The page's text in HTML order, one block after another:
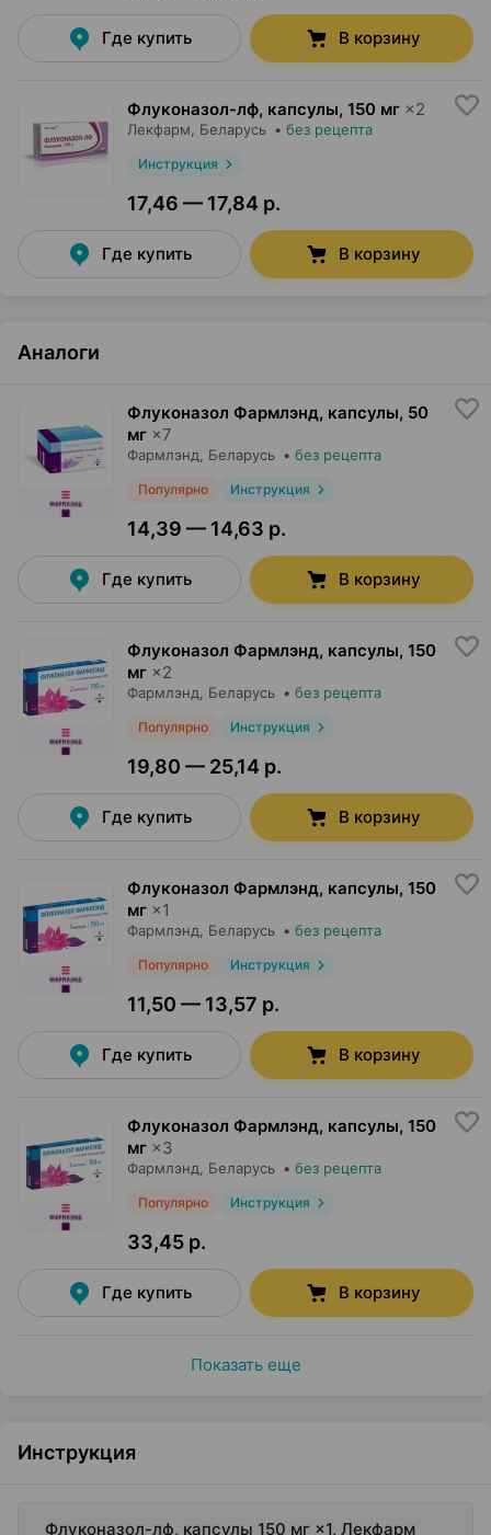
Где купить В корзину
Флуконазол-лф, капсулы, 150 мг ×2
Лекфарм , Беларусь • без рецепта
Инструкция
17,46 — 17,84 р.
Где купить В корзину
Аналоги
Флуконазол Фармлэнд, капсулы, 50
мг ×7
Фармлэнд , Беларусь • без рецепта
Популярно Инструкция
14,39 — 14,63 р.
Где купить В корзину
Флуконазол Фармлэнд, капсулы, 150
мг ×2
Фармлэнд , Беларусь • без рецепта
Популярно Инструкция
19,80 — 25,14 р.
Где купить В корзину
Флуконазол Фармлэнд, капсулы, 150
мг ×1
Фармлэнд , Беларусь • без рецепта
Популярно Инструкция
11,50 — 13,57 р.
Где купить В корзину
Флуконазол Фармлэнд, капсулы, 150
мг ×3
Фармлэнд , Беларусь • без рецепта
Популярно Инструкция
33,45 р.
Где купить В корзину
Показать еще
Инструкция
Флуконазол-лф, капсулы 150 мг ×1, Лекфарм